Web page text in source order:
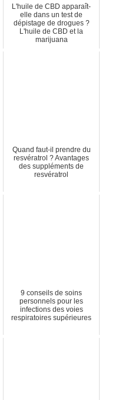
L'huile de CBD apparaît-
elle dans un test de
dépistage de drogues ?
L'huile de CBD et la
marijuana
Quand faut-il prendre du
resvératrol ? Avantages
des suppléments de
resvératrol
9 conseils de soins
personnels pour les
infections des voies
respiratoires supérieures